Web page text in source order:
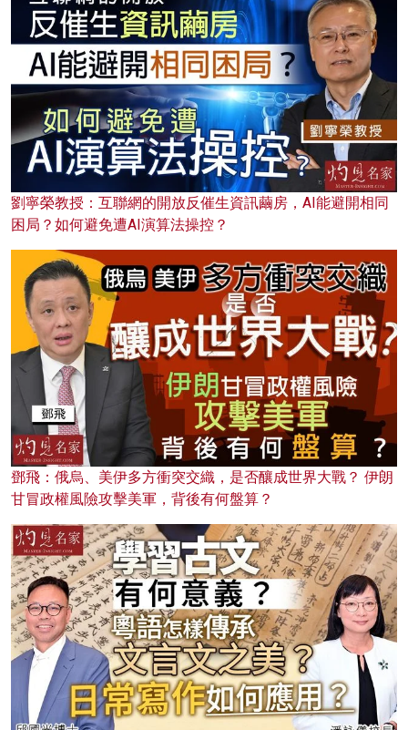
劉寧榮教授：互聯網的開放反催生資訊繭房，AI能避開相同
困局？如何避免遭AI演算法操控？
鄧飛：俄烏、美伊多方衝突交織，是否釀成世界大戰？ 伊朗
甘冒政權風險攻擊美軍，背後有何盤算？